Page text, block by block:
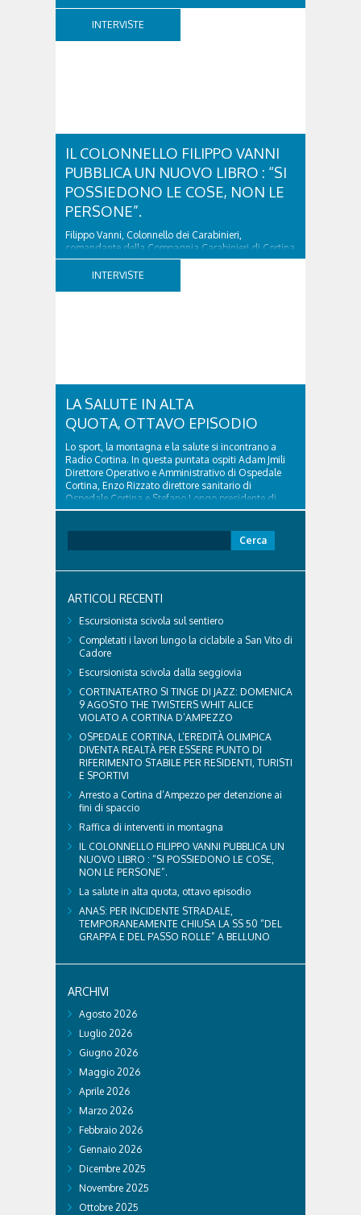
due ragazzi, che avevano passato...
INTERVISTE
IL COLONNELLO FILIPPO VANNI
PUBBLICA UN NUOVO LIBRO : “SI
POSSIEDONO LE COSE, NON LE
PERSONE”.
Filippo Vanni, Colonnello dei Carabinieri,
comandante della Compagnia Carabinieri di Cortina
d’Ampezzo sino al 2010, esperto di legislazione
nazionale ed europea, è l’ideatore del progetto di
INTERVISTE
LA SALUTE IN ALTA
QUOTA, OTTAVO EPISODIO
Lo sport, la montagna e la salute si incontrano a
Radio Cortina. In questa puntata ospiti Adam Jmili
Direttore Operativo e Amministrativo di Ospedale
Cortina, Enzo Rizzato direttore sanitario di
Ospedale Cortina e Stefano Longo presidente di
Fondazione Cortina. GVM Care & Research –...
per:
ARTICOLI RECENTI
Escursionista scivola sul sentiero
Completati i lavori lungo la ciclabile a San Vito di
Cadore
Escursionista scivola dalla seggiovia
CORTINATEATRO SI TINGE DI JAZZ: DOMENICA
9 AGOSTO THE TWISTERS WHIT ALICE
VIOLATO A CORTINA D’AMPEZZO
OSPEDALE CORTINA, L’EREDITÀ OLIMPICA
DIVENTA REALTÀ PER ESSERE PUNTO DI
RIFERIMENTO STABILE PER RESIDENTI, TURISTI
E SPORTIVI
Arresto a Cortina d’Ampezzo per detenzione ai
fini di spaccio
Raffica di interventi in montagna
IL COLONNELLO FILIPPO VANNI PUBBLICA UN
NUOVO LIBRO : “SI POSSIEDONO LE COSE,
NON LE PERSONE”.
La salute in alta quota, ottavo episodio
ANAS: PER INCIDENTE STRADALE,
TEMPORANEAMENTE CHIUSA LA SS 50 “DEL
GRAPPA E DEL PASSO ROLLE” A BELLUNO
ARCHIVI
Agosto 2026
Luglio 2026
Giugno 2026
Maggio 2026
Aprile 2026
Marzo 2026
Febbraio 2026
Gennaio 2026
Dicembre 2025
Novembre 2025
Ottobre 2025